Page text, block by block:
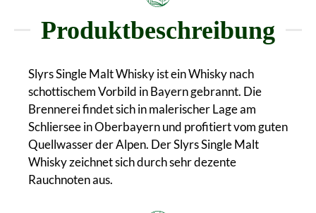
Produktbeschreibung
Slyrs Single Malt Whisky ist ein Whisky nach
schottischem Vorbild in Bayern gebrannt. Die
Brennerei findet sich in malerischer Lage am
Schliersee in Oberbayern und profitiert vom guten
Quellwasser der Alpen. Der Slyrs Single Malt
Whisky zeichnet sich durch sehr dezente
Rauchnoten aus.